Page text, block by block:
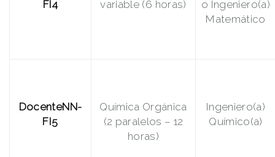
FI4
variable (6 horas)
o Ingeniero(a)
Matemático
DocenteNN-
FI5
Química Orgánica
(2 paralelos – 12
horas)
Ingeniero(a)
Químico(a)